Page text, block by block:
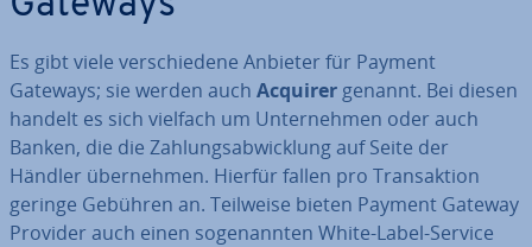
Es gibt viele ver­schie­de­ne Anbieter für Payment
Gateways; sie werden auch Acquirer genannt. Bei diesen
handelt es sich vielfach um Un­ter­neh­men oder auch
Banken, die die Zah­lungs­ab­wick­lung auf Seite der
Händler über­neh­men. Hierfür fallen pro Trans­ak­ti­on
geringe Gebühren an. Teilweise bieten Payment Gateway
Provider auch einen so­ge­nann­ten White-Label-Service